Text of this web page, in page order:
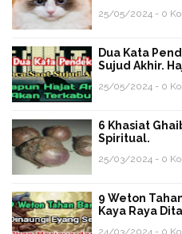
25/05/2024 - 0
Dua Kata
Sujud Akhir.
25/05/2024 - 0
6 Khasiat
Spiritual.
25/03/2024 - 0
9 Weton
Kaya Raya
24/03/2024 - 0